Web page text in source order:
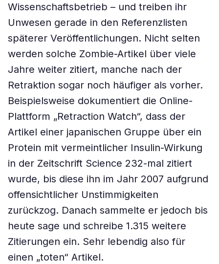
Wissenschaftsbetrieb – und treiben ihr
Unwesen gerade in den Referenzlisten
späterer Veröffentlichungen. Nicht selten
werden solche Zombie-Artikel über viele
Jahre weiter zitiert, manche nach der
Retraktion sogar noch häufiger als vorher.
Beispielsweise dokumentiert die Online-
Plattform „Retraction Watch“, dass der
Artikel einer japanischen Gruppe über ein
Protein mit vermeintlicher Insulin-Wirkung
in der Zeitschrift Science 232-mal zitiert
wurde, bis diese ihn im Jahr 2007 aufgrund
offensichtlicher Unstimmigkeiten
zurückzog. Danach sammelte er jedoch bis
heute sage und schreibe 1.315 weitere
Zitierungen ein. Sehr lebendig also für
einen „toten“ Artikel.